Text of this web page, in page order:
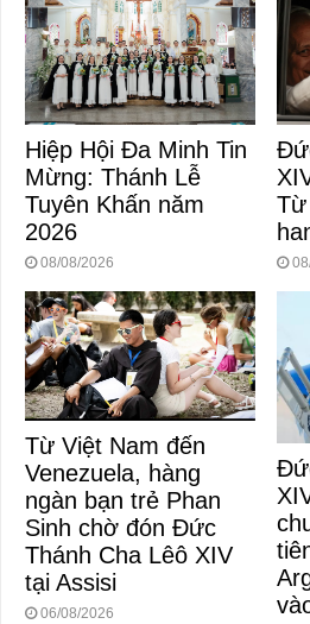
Hiệp Hội Đa Minh Tin
Mừng: Thánh Lễ
Tuyên Khấn năm
2026
08/08/2026
Từ
Từ Việt Nam đến
Venezuela, hàng
ngàn bạn trẻ Phan
Sinh chờ đón Đức
Thánh Cha Lêô XIV
tại Assisi
06/08/2026